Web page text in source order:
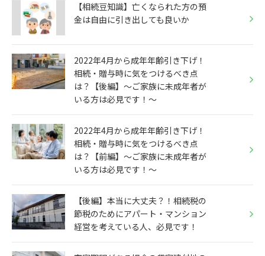
【相続豆知識】亡くなられた方の預
金は自由に引き出しても良いか
2022年4月から成年年齢引き下げ！
相続・贈与時に気をつけるべき点
は？【後編】～ご家族に未成年者が
いる方は必見です！～
2022年4月から成年年齢引き下げ！
相続・贈与時に気をつけるべき点
は？【前編】～ご家族に未成年者が
いる方は必見です！～
【後編】本当に大丈夫？！相続税の
節税のためにアパート・マンション
経営を考えている人、必見です！